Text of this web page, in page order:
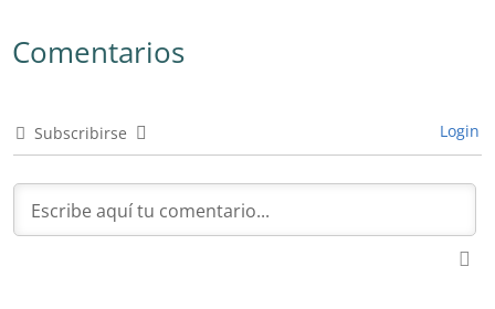
Comentarios
Subscribirse Login